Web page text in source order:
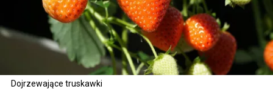
Dojrzewające truskawki